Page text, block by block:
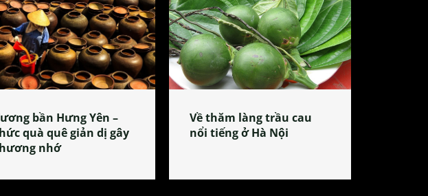
bần Hưng Yên –
quà quê giản dị gây
nhớ
Về thăm làng trầu cau
nổi tiếng ở Hà Nội